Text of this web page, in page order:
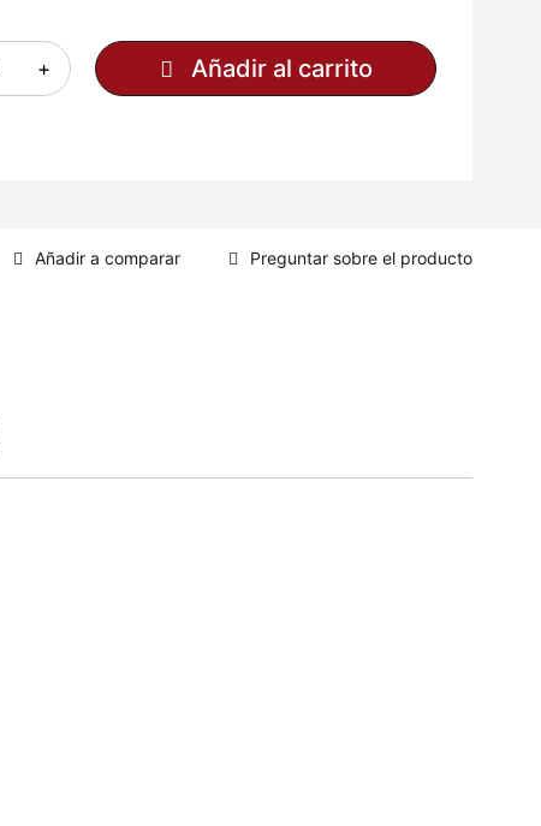
Añadir al carrito
Preguntar sobre el producto